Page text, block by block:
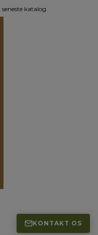
katalog.
KONTAKT OS